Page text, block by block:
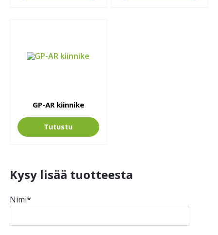
GP-AR kiinnike
Tutustu
Kysy lisää tuotteesta
Nimi*